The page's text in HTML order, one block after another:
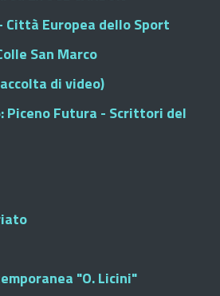
Città Europea dello Sport
San Marco
di video)
Piceno Futura - Scrittori del
"O. Licini"